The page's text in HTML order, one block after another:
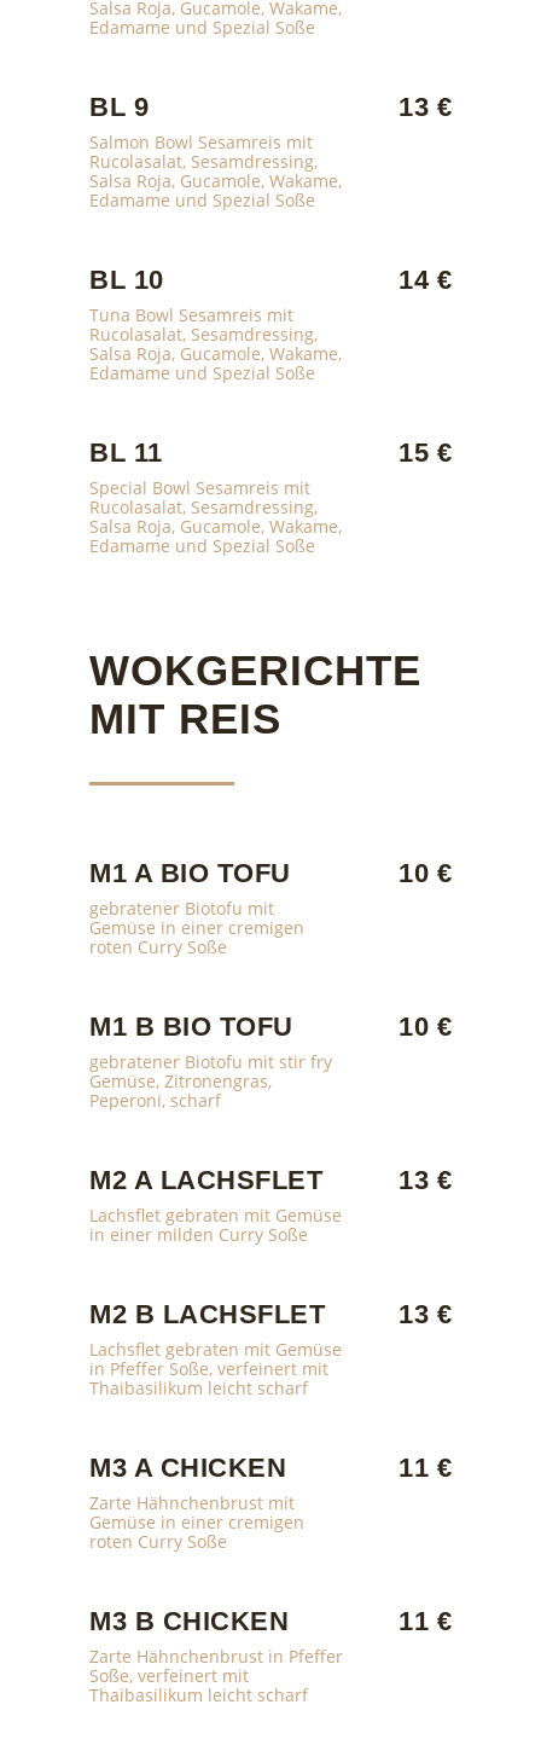
Salsa Roja, Gucamole, Wakame,
Edamame und Spezial Soße
BL 9 13 €
Salmon Bowl Sesamreis mit
Rucolasalat, Sesamdressing,
Salsa Roja, Gucamole, Wakame,
Edamame und Spezial Soße
BL 10 14 €
Tuna Bowl Sesamreis mit
Rucolasalat, Sesamdressing,
Salsa Roja, Gucamole, Wakame,
Edamame und Spezial Soße
BL 11 15 €
Special Bowl Sesamreis mit
Rucolasalat, Sesamdressing,
Salsa Roja, Gucamole, Wakame,
Edamame und Spezial Soße
WOKGERICHTE
MIT REIS
M1 A BIO TOFU 10 €
gebratener Biotofu mit
Gemüse in einer cremigen
roten Curry Soße
M1 B BIO TOFU 10 €
gebratener Biotofu mit stir fry
Gemüse, Zitronengras,
Peperoni, scharf
M2 A LACHSFLET 13 €
Lachsflet gebraten mit Gemüse
in einer milden Curry Soße
M2 B LACHSFLET 13 €
Lachsflet gebraten mit Gemüse
in Pfeffer Soße, verfeinert mit
Thaibasilikum leicht scharf
M3 A CHICKEN 11 €
Zarte Hähnchenbrust mit
Gemüse in einer cremigen
roten Curry Soße
M3 B CHICKEN 11 €
Zarte Hähnchenbrust in Pfeffer
Soße, verfeinert mit
Thaibasilikum leicht scharf